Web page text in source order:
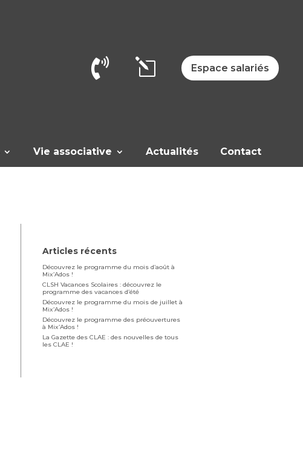
 l Espace salariés
Vie associative Actualités Contact
Articles récents
Découvrez le programme du mois d’août à
Mix’Ados !
CLSH Vacances Scolaires : découvrez le
programme des vacances d’été
Découvrez le programme du mois de juillet à
Mix’Ados !
Découvrez le programme des préouvertures
à Mix’Ados !
La Gazette des CLAE : des nouvelles de tous
les CLAE !